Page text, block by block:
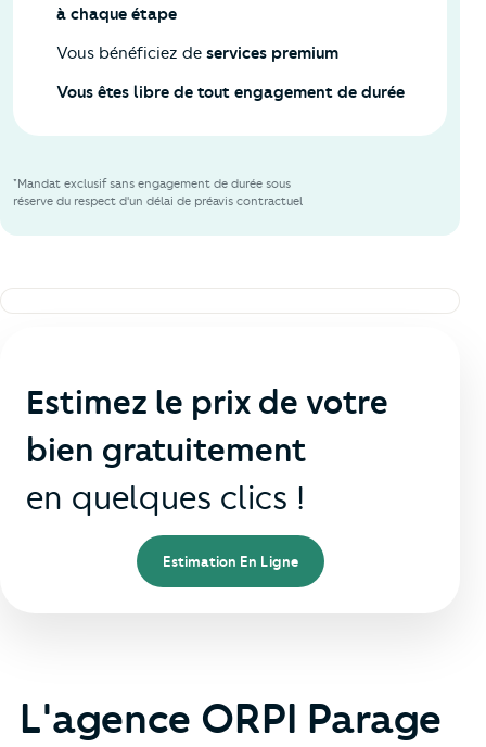
à chaque étape
Vous bénéficiez de services premium
Vous êtes libre de tout engagement de durée
*Mandat exclusif sans engagement de durée sous
réserve du respect d'un délai de préavis contractuel
Estimez le prix de votre
bien gratuitement
en quelques clics !
Estimation En Ligne
L'agence ORPI Parage